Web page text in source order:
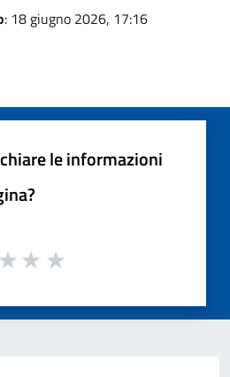
: 18 giugno 2026, 17:16
le informazioni